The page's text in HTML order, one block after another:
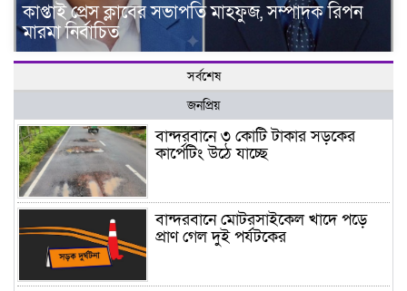
কাপ্তাই প্রেস ক্লাবের সভাপতি মাহফুজ, সম্পাদক রিপন
মারমা নির্বাচিত
সর্বশেষ
জনপ্রিয়
বান্দরবানে ৩ কোটি টাকার সড়কের
কার্পেটিং উঠে যাচ্ছে
বান্দরবানে মোটরসাইকেল খাদে পড়ে
প্রাণ গেল দুই পর্যটকের